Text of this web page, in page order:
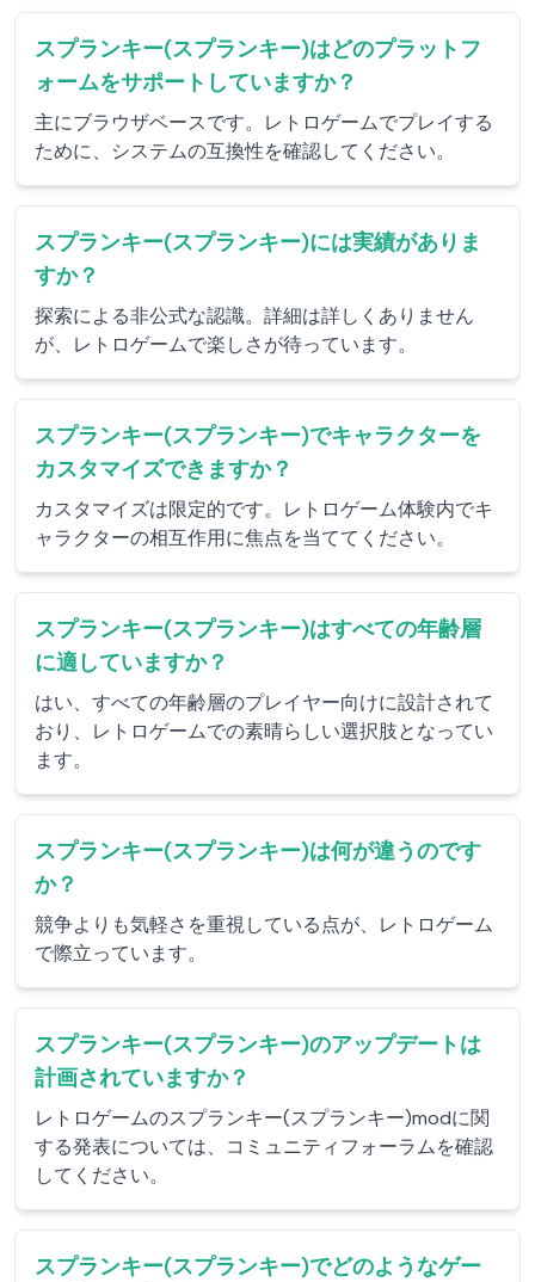
スプランキー(スプランキー)はどのプラットフ
ォームをサポートしていますか？
主にブラウザベースです。レトロゲームでプレイする
ために、システムの互換性を確認してください。
スプランキー(スプランキー)には実績がありま
すか？
探索による非公式な認識。詳細は詳しくありません
が、レトロゲームで楽しさが待っています。
スプランキー(スプランキー)でキャラクターを
カスタマイズできますか？
カスタマイズは限定的です。レトロゲーム体験内でキ
ャラクターの相互作用に焦点を当ててください。
スプランキー(スプランキー)はすべての年齢層
に適していますか？
はい、すべての年齢層のプレイヤー向けに設計されて
おり、レトロゲームでの素晴らしい選択肢となってい
ます。
スプランキー(スプランキー)は何が違うのです
か？
競争よりも気軽さを重視している点が、レトロゲーム
で際立っています。
スプランキー(スプランキー)のアップデートは
計画されていますか？
レトロゲームのスプランキー(スプランキー)modに関
する発表については、コミュニティフォーラムを確認
してください。
スプランキー(スプランキー)でどのようなゲー